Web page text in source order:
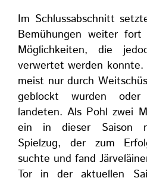
Im Schlussabschnitt
Bemühungen weiter
Möglichkeiten, die
verwertet werden konnte.
meist nur durch
geblockt wurden
landeten. Als Pohl zwei
ein in dieser Saison
Spielzug, der zum
suchte und fand
Tor in der aktuellen